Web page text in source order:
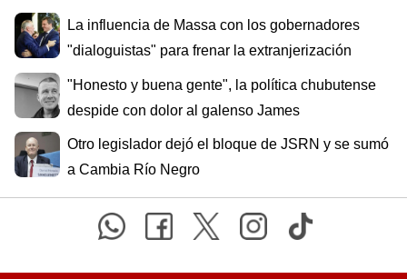
La influencia de Massa con los gobernadores
"dialoguistas" para frenar la extranjerización
"Honesto y buena gente", la política chubutense
despide con dolor al galenso James
Otro legislador dejó el bloque de JSRN y se sumó
a Cambia Río Negro